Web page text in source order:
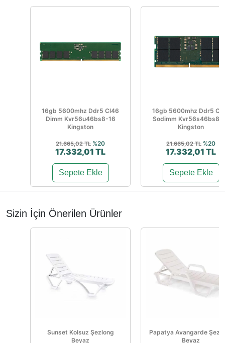
16gb 5600mhz Ddr5 Cl46
Dimm Kvr56u46bs8-16
Kingston
21.665,02 TL %20
17.332,01 TL
Sepete Ekle
16gb 5600mhz Ddr5
Sodimm Kvr56s46bs8-
Kingston
21.665,02 TL %20
17.332,01 TL
Sepete Ekle
Sizin İçin Önerilen Ürünler
Sunset Kolsuz Şezlong
Beyaz
Papatya Avangarde
Beyaz